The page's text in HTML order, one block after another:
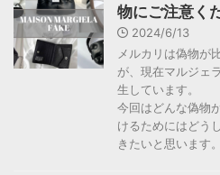
物にご注意く
2024/6/13
メルカリは偽物が
が、現在マルジェ
生しています。
今回はどんな偽物
けるためにはどう
きたいと思います。